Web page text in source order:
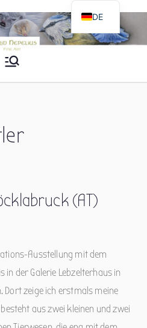
Sigrid Nepelius
Fine Art
(AT)
Ausstellung mit dem
der Galerie Lebzelterhaus in
Dort zeige ich erstmals meine
besteht aus zwei kleinen und zwei
DE
EN